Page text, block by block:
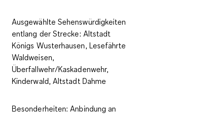
Ausgewählte Sehenswürdigkeiten
entlang der Strecke: Altstadt
Königs Wusterhausen, Lesefährte
Waldweisen,
Überfallwehr/Kaskadenwehr,
Kinderwald, Altstadt Dahme
Besonderheiten:Anbindung an